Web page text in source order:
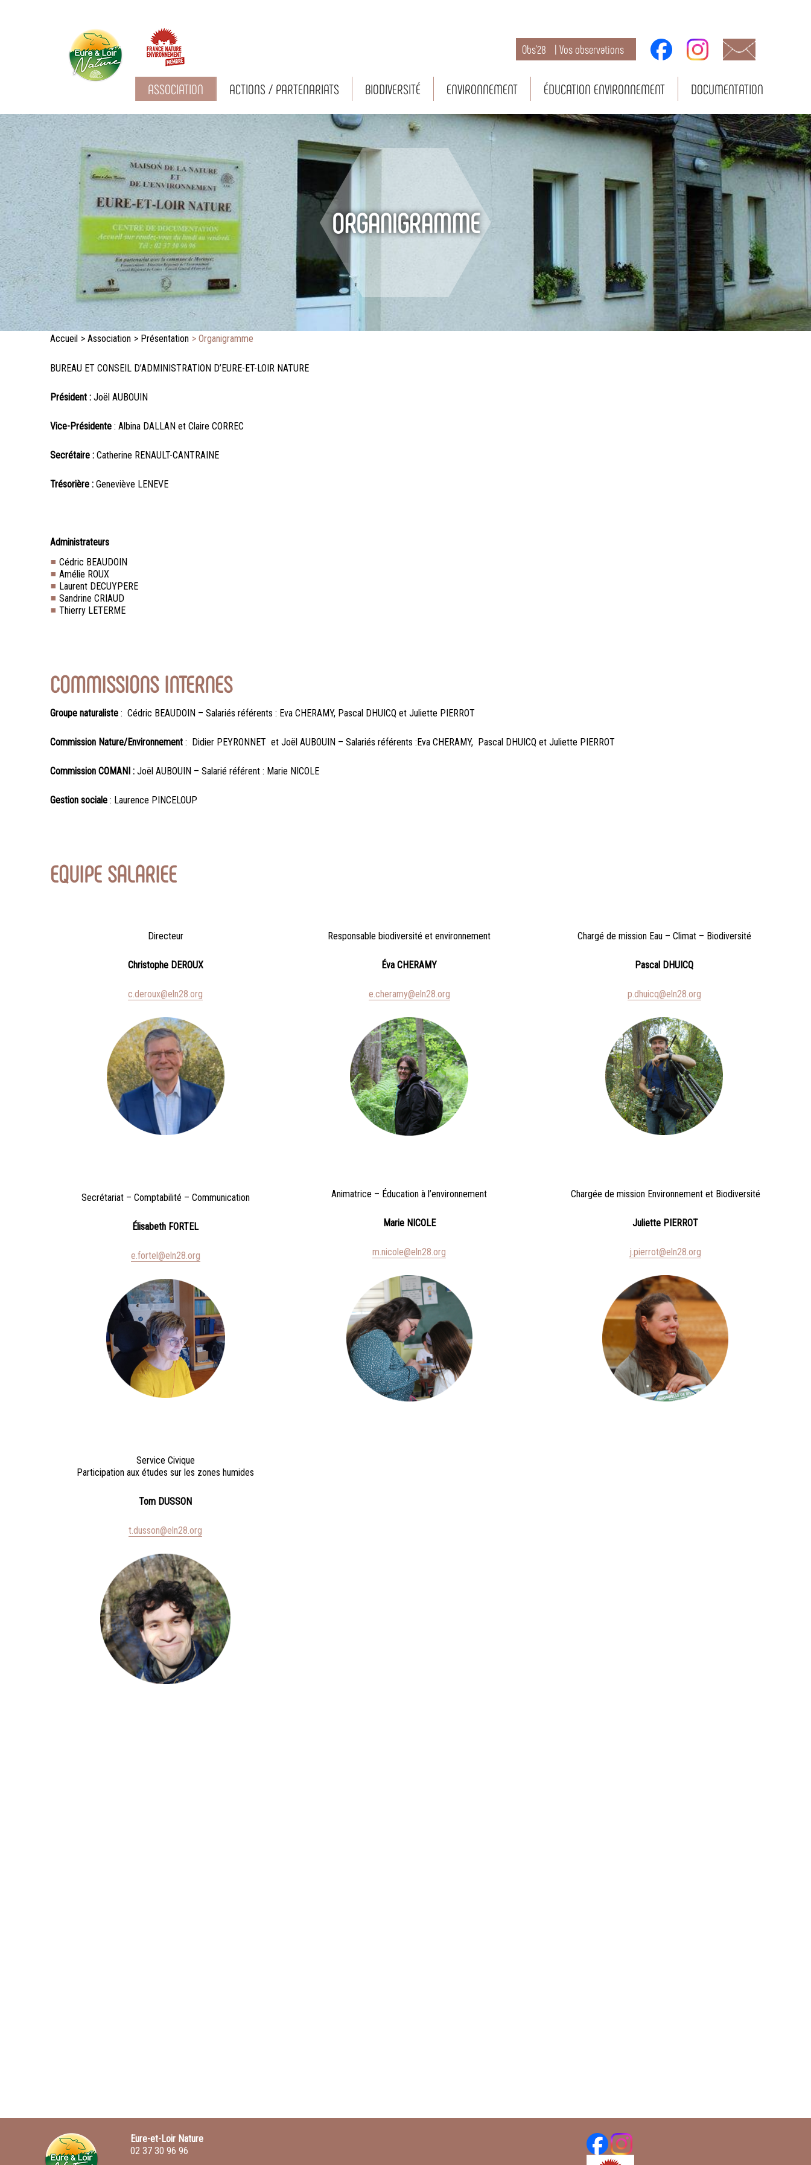
et-Loir
Nature
Obs’28 | Vos observations
ASSOCIATION ACTIONS / PARTENARIATS BIODIVERSITÉ ENVIRONNEMENT ÉDUCATION ENVIRONNEMENT DOCUMENTATION
ORGANIGRAMME
Accueil >Association > Présentation >Organigramme
BUREAU ET CONSEIL D’ADMINISTRATION D’EURE-ET-LOIR NATURE
Président : Joël AUBOUIN
Vice-Présidente : Albina DALLAN et Claire CORREC
Secrétaire :Catherine RENAULT-CANTRAINE
Trésorière :Geneviève LENEVE
Administrateurs
Cédric BEAUDOIN
Amélie ROUX
Laurent DECUYPERE
Sandrine CRIAUD
Thierry LETERME
COMMISSIONS INTERNES
Groupe naturaliste : Cédric BEAUDOIN – Salariés référents : Eva CHERAMY, Pascal DHUICQ et Juliette PIERROT
Commission Nature/Environnement : Didier PEYRONNET et Joël AUBOUIN – Salariés référents :Eva CHERAMY, Pascal DHUICQ et Juliette PIERROT
Commission COMANI :Joël AUBOUIN – Salarié référent : Marie NICOLE
Gestion sociale : Laurence PINCELOUP
EQUIPE SALARIEE
Directeur
Christophe DEROUX
c.deroux@eln28.org
Responsable biodiversité et environnement
Éva CHERAMY
e.cheramy@eln28.org
Chargé de mission Eau – Climat – Biodiversité
Pascal DHUICQ
p.dhuicq@eln28.org
Secrétariat – Comptabilité – Communication
Élisabeth FORTEL
e.fortel@eln28.org
Animatrice – Éducation à l’environnement
Marie NICOLE
m.nicole@eln28.org
Chargée de mission Environnement et Biodiversité
Juliette PIERROT
j.pierrot@eln28.org
Service Civique
Participation aux études sur les zones humides
Tom DUSSON
t.dusson@eln28.org
Eure-et-Loir Nature
02 37 30 96 96